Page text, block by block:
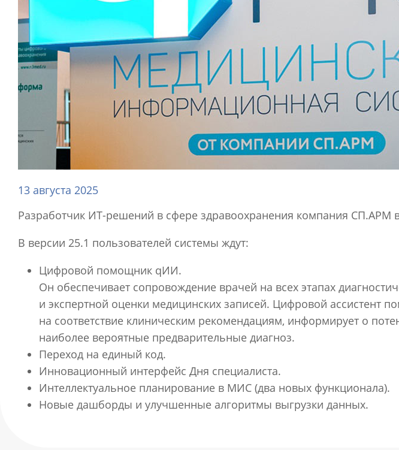
13 августа 2025
Разработчик ИТ-решений в сфере здравоохранения компания СП.АРМ
В версии 25.1 пользователей системы ждут:
Цифровой помощник qИИ.
Он обеспечивает сопровождение врачей на всех этапах
и экспертной оценки медицинских записей. Цифровой ассистент
на соответствие клиническим рекомендациям, информирует о
наиболее вероятные предварительные диагноз.
Переход на единый код.
Инновационный интерфейс Дня специалиста.
Интеллектуальное планирование в МИС (два новых функционала).
Новые дашборды и улучшенные алгоритмы выгрузки данных.